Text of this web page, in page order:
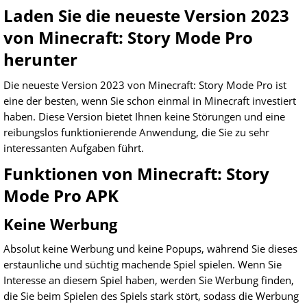
Laden Sie die neueste Version 2023
von Minecraft: Story Mode Pro
herunter
Die neueste Version 2023 von Minecraft: Story Mode Pro ist
eine der besten, wenn Sie schon einmal in Minecraft investiert
haben. Diese Version bietet Ihnen keine Störungen und eine
reibungslos funktionierende Anwendung, die Sie zu sehr
interessanten Aufgaben führt.
Funktionen von Minecraft: Story
Mode Pro APK
Keine Werbung
Absolut keine Werbung und keine Popups, während Sie dieses
erstaunliche und süchtig machende Spiel spielen. Wenn Sie
Interesse an diesem Spiel haben, werden Sie Werbung finden,
die Sie beim Spielen des Spiels stark stört, sodass die Werbung